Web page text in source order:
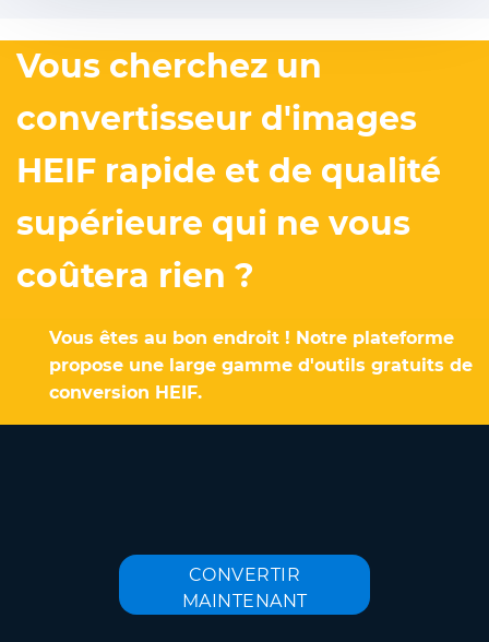
Vous cherchez un
convertisseur d'images
HEIF rapide et de qualité
supérieure qui ne vous
coûtera rien ?
Vous êtes au bon endroit ! Notre plateforme
propose une large gamme d'outils gratuits de
conversion HEIF.
CONVERTIR
MAINTENANT